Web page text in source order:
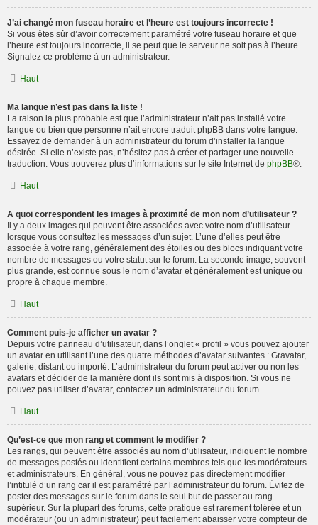
J’ai changé mon fuseau horaire et l’heure est toujours incorrecte !
Si vous êtes sûr d’avoir correctement paramétré votre fuseau horaire et que
l’heure est toujours incorrecte, il se peut que le serveur ne soit pas à l’heure.
Signalez ce problème à un administrateur.
Haut
Ma langue n’est pas dans la liste !
La raison la plus probable est que l’administrateur n’ait pas installé votre
langue ou bien que personne n’ait encore traduit phpBB dans votre langue.
Essayez de demander à un administrateur du forum d’installer la langue
désirée. Si elle n’existe pas, n’hésitez pas à créer et partager une nouvelle
traduction. Vous trouverez plus d’informations sur le site Internet de phpBB®.
Haut
A quoi correspondent les images à proximité de mon nom d’utilisateur ?
Il y a deux images qui peuvent être associées avec votre nom d’utilisateur
lorsque vous consultez les messages d’un sujet. L’une d’elles peut être
associée à votre rang, généralement des étoiles ou des blocs indiquant votre
nombre de messages ou votre statut sur le forum. La seconde image, souvent
plus grande, est connue sous le nom d’avatar et généralement est unique ou
propre à chaque membre.
Haut
Comment puis-je afficher un avatar ?
Depuis votre panneau d’utilisateur, dans l’onglet « profil » vous pouvez ajouter
un avatar en utilisant l’une des quatre méthodes d’avatar suivantes : Gravatar,
galerie, distant ou importé. L’administrateur du forum peut activer ou non les
avatars et décider de la manière dont ils sont mis à disposition. Si vous ne
pouvez pas utiliser d’avatar, contactez un administrateur du forum.
Haut
Qu’est-ce que mon rang et comment le modifier ?
Les rangs, qui peuvent être associés au nom d’utilisateur, indiquent le nombre
de messages postés ou identifient certains membres tels que les modérateurs
et administrateurs. En général, vous ne pouvez pas directement modifier
l’intitulé d’un rang car il est paramétré par l’administrateur du forum. Évitez de
poster des messages sur le forum dans le seul but de passer au rang
supérieur. Sur la plupart des forums, cette pratique est rarement tolérée et un
modérateur (ou un administrateur) peut facilement abaisser votre compteur de